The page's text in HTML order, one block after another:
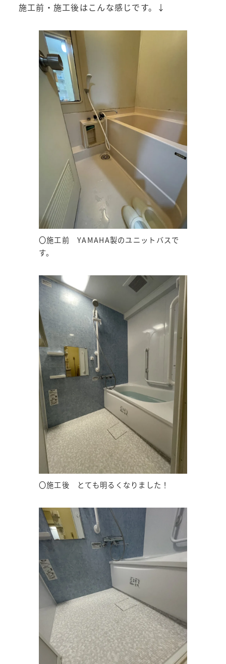
施工前・施工後はこんな感じです。↓
〇施工前 YAMAHA製のユニットバスで
す。
〇施工後 とても明るくなりました！